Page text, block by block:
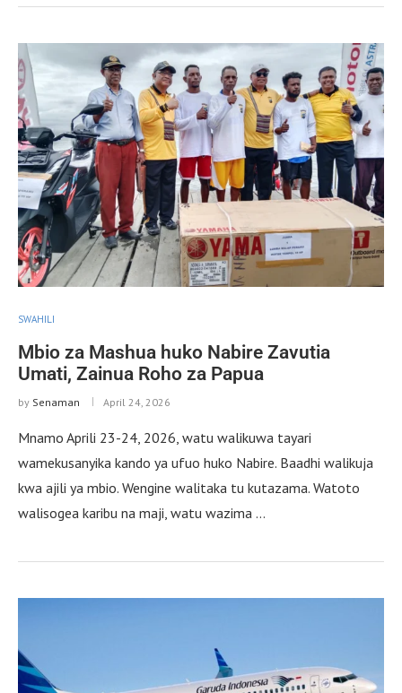
SWAHILI
Mbio za Mashua huko Nabire Zavutia
Umati, Zainua Roho za Papua
by Senaman April 24, 2026
Mnamo Aprili 23-24, 2026, watu walikuwa tayari
wamekusanyika kando ya ufuo huko Nabire. Baadhi walikuja
kwa ajili ya mbio. Wengine walitaka tu kutazama. Watoto
walisogea karibu na maji, watu wazima …